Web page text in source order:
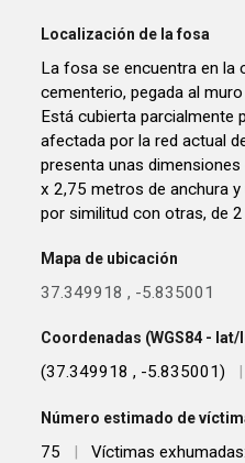
Localización de la fosa
La fosa se encuentra en la
cementerio, pegada al
Está cubierta parcialmente
afectada por la red actual
presenta unas
x 2,75 metros de anchura
por similitud con otras, de
Mapa de ubicación
37.349918 , -5.835001
Coordenadas (WGS84 - lat/
(37.349918 , -5.835001)
Número estimado de
75 | Víctimas